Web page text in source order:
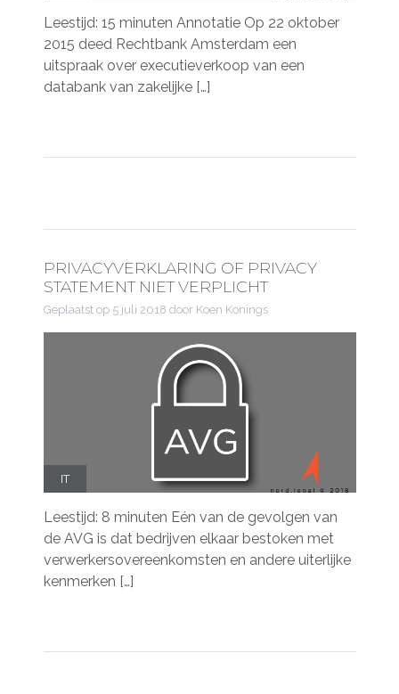
Leestijd: 15 minuten Annotatie Op 22 oktober
2015 deed Rechtbank Amsterdam een
uitspraak over executieverkoop van een
databank van zakelijke […]
PRIVACYVERKLARING OF PRIVACY
STATEMENT NIET VERPLICHT
Geplaatst op 5 juli 2018 door Koen Konings
IT
Leestijd: 8 minuten Eén van de gevolgen van
de AVG is dat bedrijven elkaar bestoken met
verwerkersovereenkomsten en andere uiterlijke
kenmerken […]